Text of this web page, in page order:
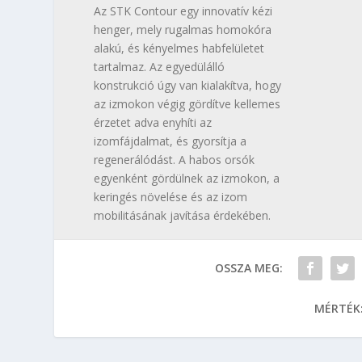
Az STK Contour egy innovatív kézi
henger, mely rugalmas homokóra
alakú, és kényelmes habfelületet
tartalmaz. Az egyedülálló
konstrukció úgy van kialakítva, hogy
az izmokon végig gördítve kellemes
érzetet adva enyhíti az
izomfájdalmat, és gyorsítja a
regenerálódást. A habos orsók
egyenként gördülnek az izmokon, a
keringés növelése és az izom
mobilitásának javítása érdekében.
OSSZA MEG: